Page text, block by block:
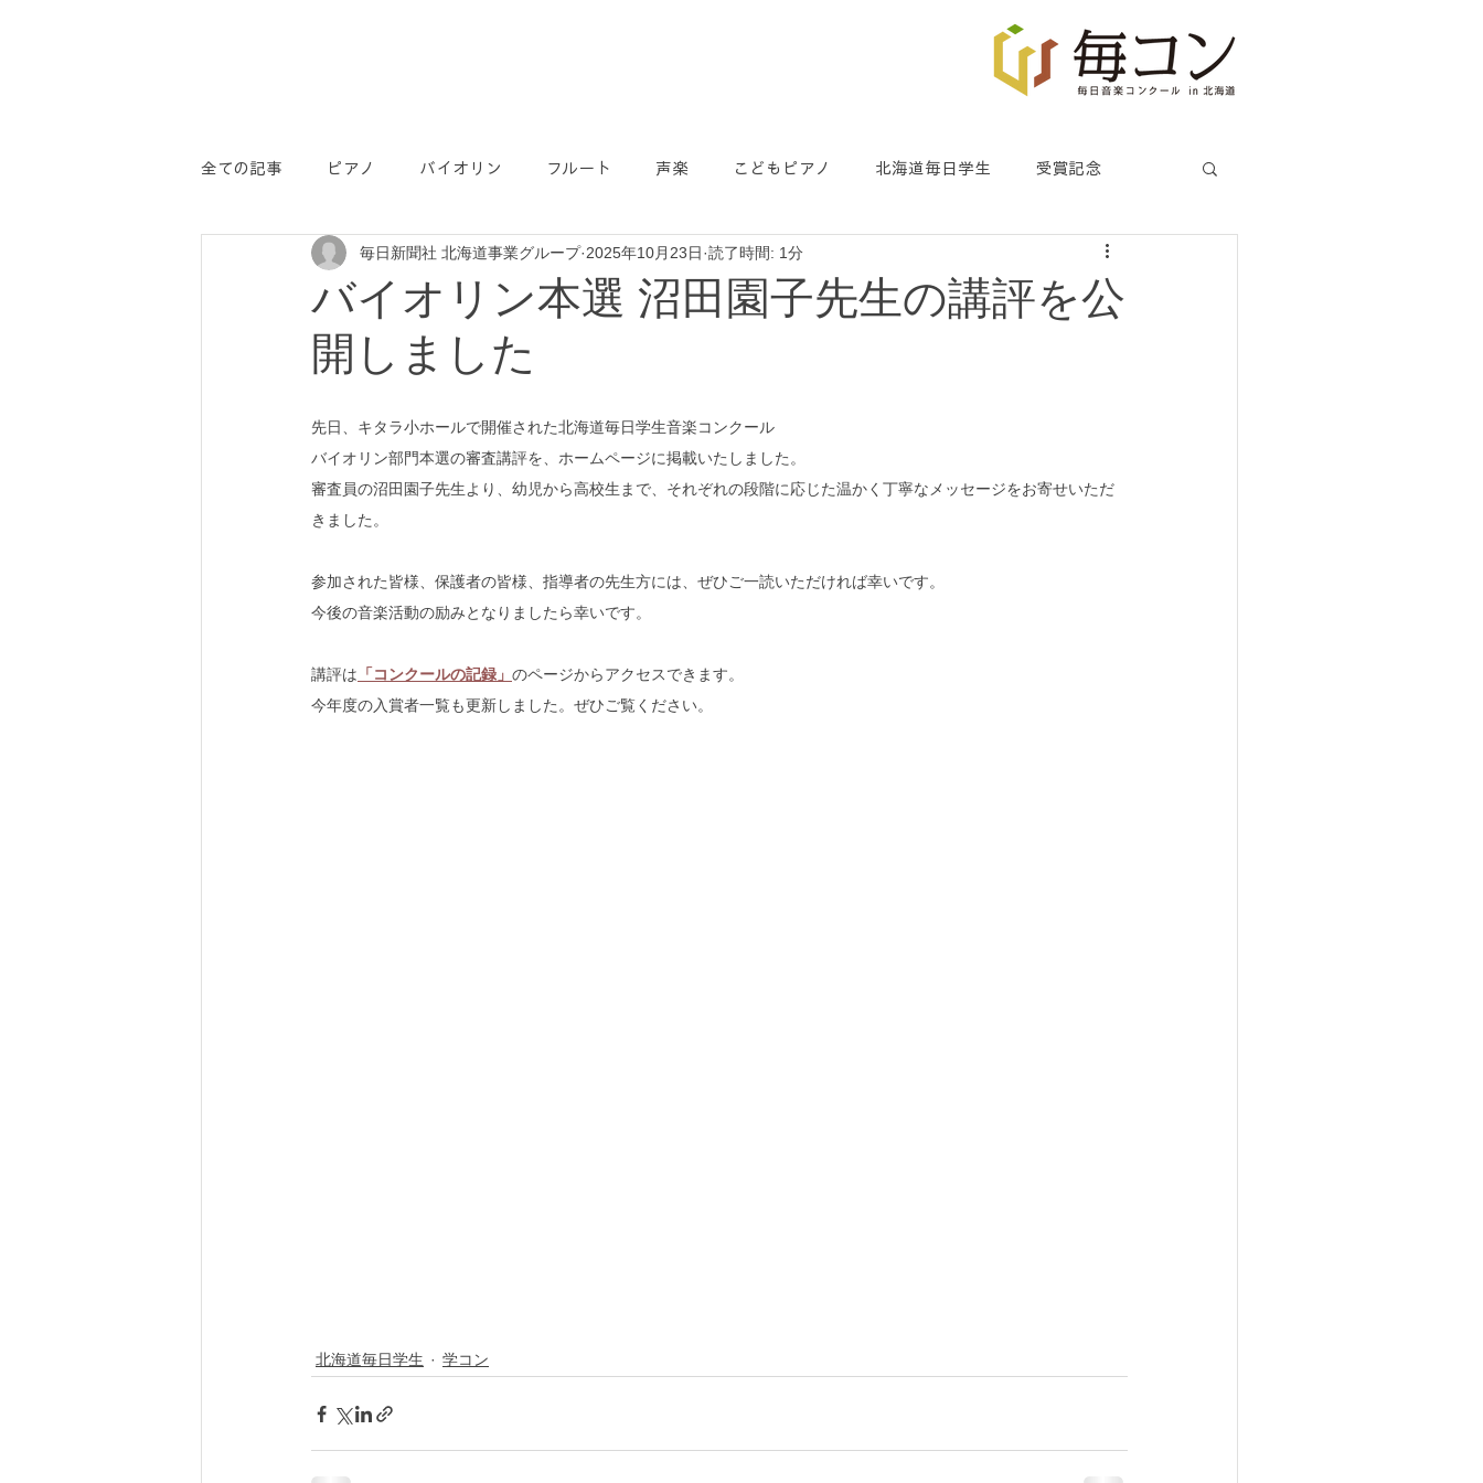
全ての記事 ピアノ バイオリン フルート 声楽 こどもピアノ 北海道毎日学生 受賞記念
PR
バイオリン本選 沼田園子先生の講評を公
開しました
毎日新聞社 北海道事業グループ 2025年10月23日 読了時間: 1分
先日、キタラ小ホールで開催された北海道毎日学生音楽コンクール
バイオリン部門本選の審査講評を、ホームページに掲載いたしました。
審査員の沼田園子先生より、幼児から高校生まで、それぞれの段階に応じた温かく丁寧なメッセージをお寄せいただ
きました。
参加された皆様、保護者の皆様、指導者の先生方には、ぜひご一読いただければ幸いです。
今後の音楽活動の励みとなりましたら幸いです。
講評は 「コンクールの記録」 のページからアクセスできます。
今年度の入賞者一覧も更新しました。ぜひご覧ください。
北海道毎日学生 学コン